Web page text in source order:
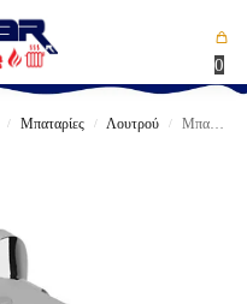
0
/ Μπαταρίες / Λουτρού / Μπαταρία GLORIA LUX Λουτρού πλήρης (11-5021)